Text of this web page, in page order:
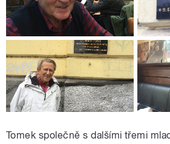
Tomek společně s dalšími třemi